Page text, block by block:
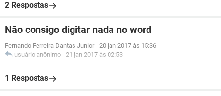
2 Respostas
Não consigo digitar nada no word
Fernando Ferreira Dantas Junior - 20 jan 2017 às 15:36
usuário anônimo - 21 jan 2017 às 02:53
1 Respostas